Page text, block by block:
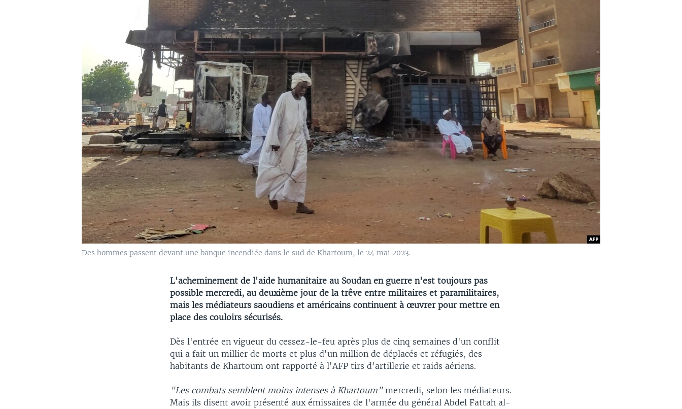
Des hommes passent devant une banque incendiée dans le sud de Khartoum, le 24 mai 2023.
L'acheminement de l'aide humanitaire au Soudan en guerre n'est toujours pas
possible mercredi, au deuxième jour de la trêve entre militaires et paramilitaires,
mais les médiateurs saoudiens et américains continuent à œuvrer pour mettre en
place des couloirs sécurisés.
Dès l'entrée en vigueur du cessez-le-feu après plus de cinq semaines d'un conflit
qui a fait un millier de morts et plus d'un million de déplacés et réfugiés, des
habitants de Khartoum ont rapporté à l'AFP tirs d'artillerie et raids aériens.
"Les combats semblent moins intenses à Khartoum"mercredi, selon les médiateurs.
Mais ils disent avoir présenté aux émissaires de l'armée du général Abdel Fattah al-